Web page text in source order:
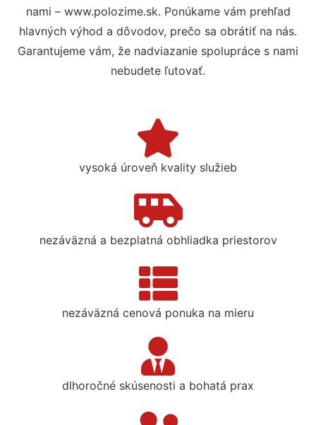
nami – www.polozime.sk. Ponúkame vám prehľad
hlavných výhod a dôvodov, prečo sa obrátiť na nás.
Garantujeme vám, že nadviazanie spolupráce s nami
nebudete ľutovať.
vysoká úroveň kvality služieb
nezáväzná a bezplatná obhliadka priestorov
nezáväzná cenová ponuka na mieru
dlhoročné skúsenosti a bohatá prax